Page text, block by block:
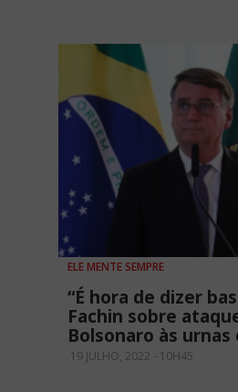
ELE MENTE SEMPRE
“É hora de dizer
Fachin sobre
Bolsonaro às
19 JULHO, 2022 - 10H45